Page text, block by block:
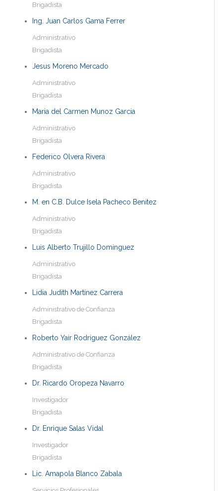
Brigadista
Ing. Juan Carlos Gama Ferrer
Administrativo
Brigadista
Jesus Moreno Mercado
Administrativo
Brigadista
Maria del Carmen Munoz Garcia
Administrativo
Brigadista
Federico Olvera Rivera
Administrativo
Brigadista
M. en C.B. Dulce Isela Pacheco Benitez
Administrativo
Brigadista
Luis Alberto Trujillo Dominguez
Administrativo
Brigadista
Lidia Judith Martínez Carrera
Administrativo de Confianza
Brigadista
Roberto Yair Rodríguez González
Administrativo de Confianza
Brigadista
Dr. Ricardo Oropeza Navarro
Investigador
Brigadista
Dr. Enrique Salas Vidal
Investigador
Brigadista
Lic. Amapola Blanco Zabala